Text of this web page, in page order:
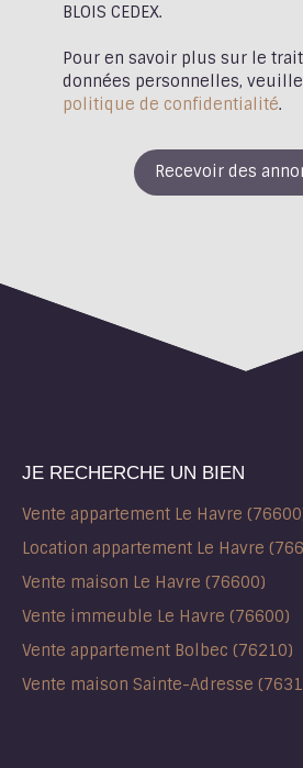
BLOIS CEDEX.
Pour en savoir plus sur le
données personnelles,
politique de confidentialité.
Recevoir des
JE RECHERCHE UN BIEN
Vente appartement Le Havre
Location appartement Le Havre
Vente maison Le Havre (76600)
Vente immeuble Le Havre (76600)
Vente appartement Bolbec (76210)
Vente maison Sainte-Adresse